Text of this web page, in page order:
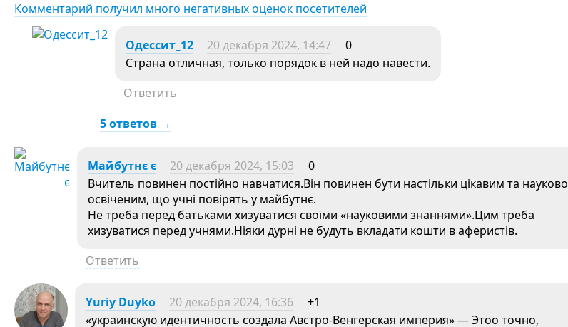
Комментарий получил много негативных оценок посетителей
Одессит_12 20 декабря 2024, 14:47
0
Страна отличная, только порядок в ней надо навести.
Ответить
5 ответов →
Майбутнє є 20 декабря 2024, 15:03
0
Вчитель повинен постійно навчатися.Він повинен бути настільки цікавим та науково
освіченим, що учні повірять у майбутнє.
Не треба перед батьками хизуватися своїми «науковими знаннями».Цим треба
хизуватися перед учнями.Ніяки дурні не будуть вкладати кошти в аферистів.
Ответить
Yuriy Duyko 20 декабря 2024, 16:36
+1
«украинскую идентичность создала Австро-Венгерская империя» — Этоо точно,